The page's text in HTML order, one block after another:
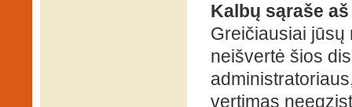
Kalbų sąraše
Greičiausiai jūsų
neišvertė šios
vertimas